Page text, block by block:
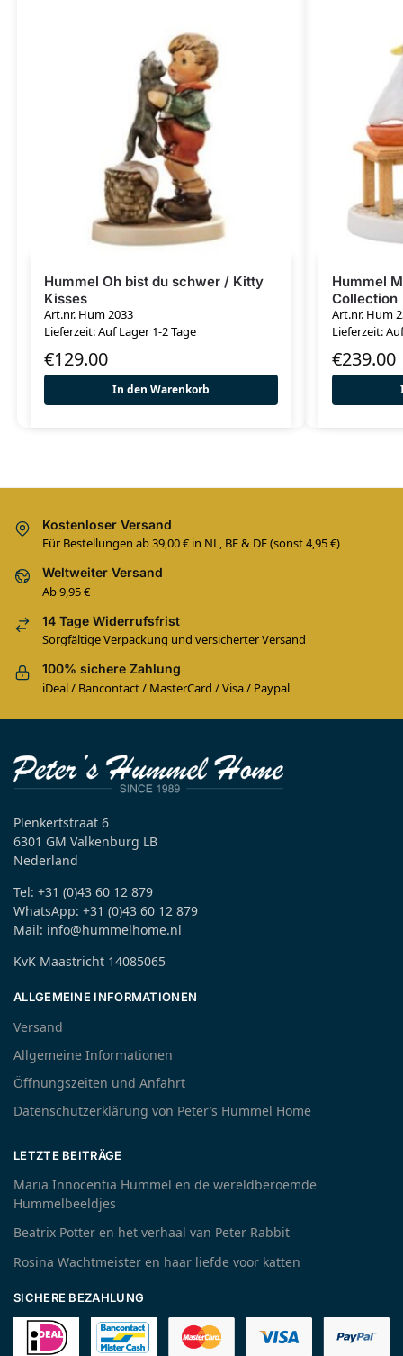
Hummel Oh bist du schwer / Kitty
Kisses
Art.nr. Hum 2033
Lieferzeit: Auf Lager 1-2 Tage
€129.00
In den Warenkorb
Hummel
Collection
Art.nr. Hum
Lieferzeit:
€239.00
Kostenloser Versand
Für Bestellungen ab 39,00 € in NL, BE & DE (sonst 4,95 €)
Weltweiter Versand
Ab 9,95 €
14 Tage Widerrufsfrist
Sorgfältige Verpackung und versicherter Versand
100% sichere Zahlung
iDeal / Bancontact / MasterCard / Visa / Paypal
Plenkertstraat 6
6301 GM Valkenburg LB
Nederland
Tel: +31 (0)43 60 12 879
WhatsApp: +31 (0)43 60 12 879
Mail: info@hummelhome.nl
KvK Maastricht 14085065
ALLGEMEINE INFORMATIONEN
Versand
Allgemeine Informationen
Öffnungszeiten und Anfahrt
Datenschutzerklärung von Peter’s Hummel Home
LETZTE BEITRÄGE
Maria Innocentia Hummel en de wereldberoemde
Hummelbeeldjes
Beatrix Potter en het verhaal van Peter Rabbit
Rosina Wachtmeister en haar liefde voor katten
SICHERE BEZAHLUNG